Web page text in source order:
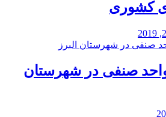
کشوری
۶ واحد صنفی در شهرستان